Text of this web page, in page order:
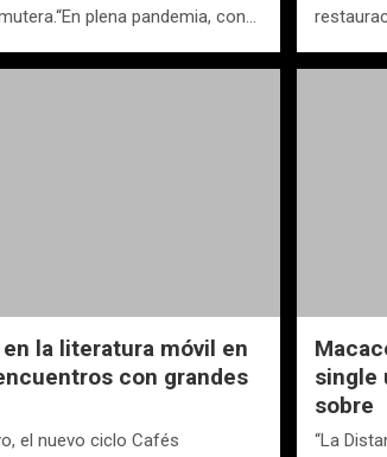
plena pandemia, con…
en la literatura móvil en
con grandes
el nuevo ciclo Cafés
single
sobre
“La